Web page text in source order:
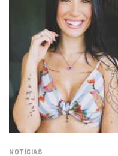
NOTÍCIAS